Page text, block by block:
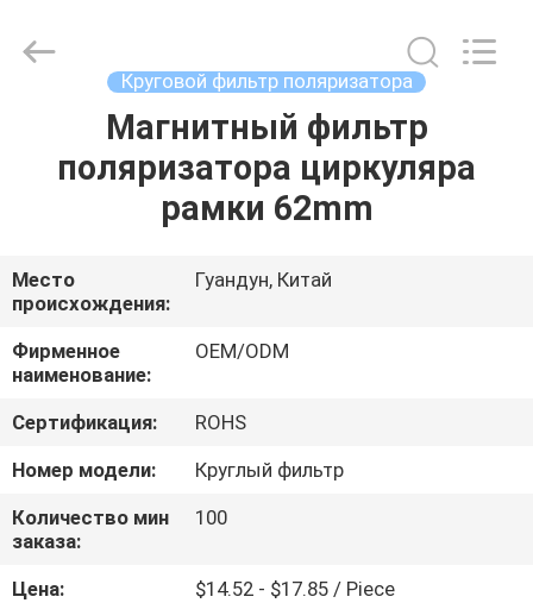
ПРОДУКТЫ
О
НАС
ПУТЕШЕСТВИЕ
ФАБРИКИ
ПРОВЕРКА
КАЧЕСТВА
Technology
Ltd..
Круговой фильтр поляризатора
Магнитный фильтр
поляризатора циркуляра
рамки 62mm
Место
происхождения:
Гуандун, Китай
Фирменное
наименование:
OEM/ODM
Сертификация:
ROHS
Номер модели:
Круглый фильтр
Количество мин
заказа:
100
Цена:
$14.52 - $17.85 / Piece